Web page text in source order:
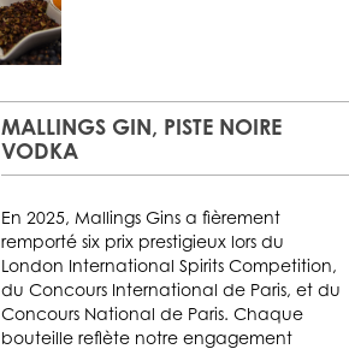
MALLINGS GIN, PISTE NOIRE
VODKA
En 2025, Mallings Gins a fièrement
remporté six prix prestigieux lors du
London International Spirits Competition,
du Concours International de Paris, et du
Concours National de Paris. Chaque
bouteille reflète notre engagement